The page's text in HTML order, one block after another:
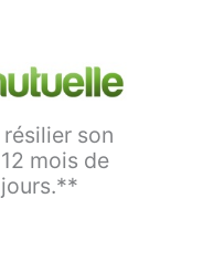
son
mois de